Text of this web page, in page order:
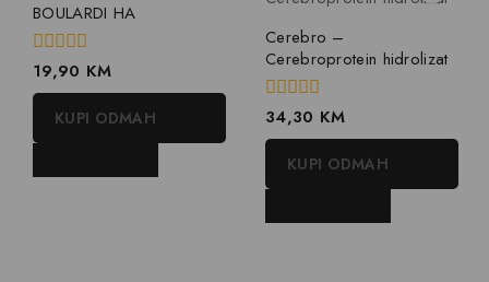
BOULARDI HA
0
out
of
19,90 KM
KUPI ODMAH
Cerebro –
Cerebroprotein hidrolizat
0
out
of
34,30 KM
KUPI ODMAH